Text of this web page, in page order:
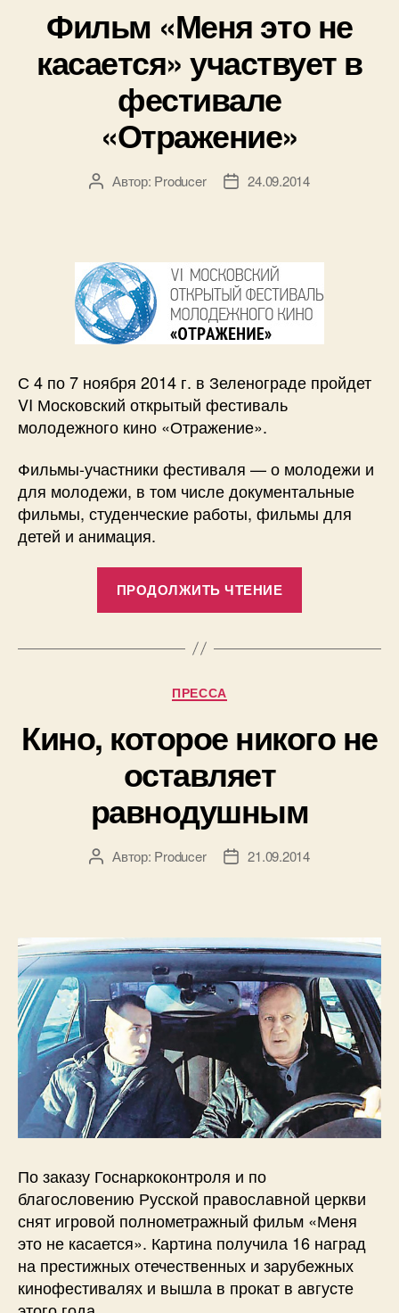
Александр
Новопашин
приступил
картины»
Фильм «Меня это не
касается» участвует в
фестивале
«Отражение»
АвторАвтор: Producer
Дата24.09.2014
С 4 по 7 ноября 2014 г. в Зеленограде пройдет
VI Московский открытый фестиваль
молодежного кино «Отражение».
Фильмы-участники фестиваля — о молодежи и
для молодежи, в том числе документальные
фильмы, студенческие работы, фильмы для
детей и анимация.
ПРОДОЛЖИТЬ ЧТЕНИЕ
не
фестивале
Рубрики
ПРЕССА
Кино, которое никого не
оставляет
равнодушным
АвторАвтор: Producer
Дата21.09.2014
По заказу Госнаркоконтроля и по
благословению Русской православной церкви
снят игровой полнометражный фильм «Меня
это не касается». Картина получила 16 наград
на престижных отечественных и зарубежных
кинофестивалях и вышла в прокат в августе